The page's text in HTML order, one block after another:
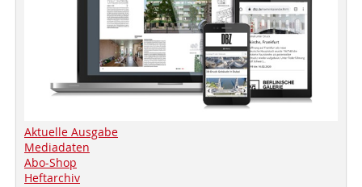
Aktuelle Ausgabe
Mediadaten
Abo-Shop
Heftarchiv